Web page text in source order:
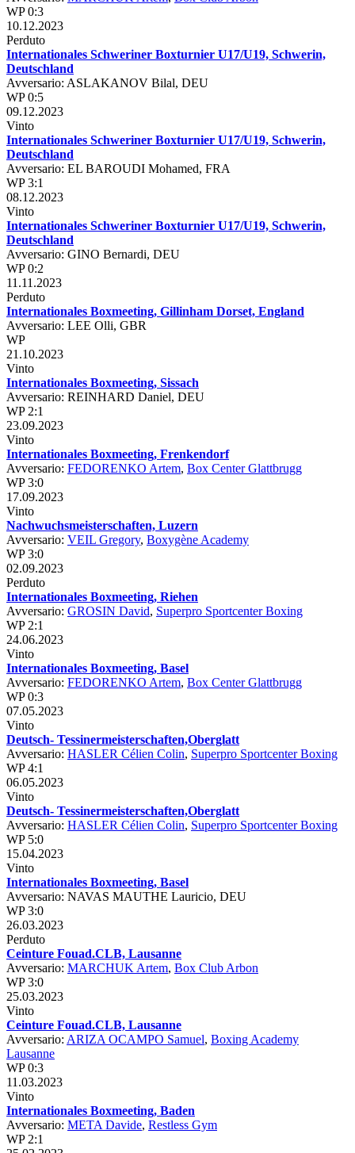
WP 0:3
10.12.2023
Perduto
Internationales Schweriner Boxturnier U17/U19, Schwerin,
Deutschland
Avversario: ASLAKANOV Bilal, DEU
WP 0:5
09.12.2023
Vinto
Internationales Schweriner Boxturnier U17/U19, Schwerin,
Deutschland
Avversario: EL BAROUDI Mohamed, FRA
WP 3:1
08.12.2023
Vinto
Internationales Schweriner Boxturnier U17/U19, Schwerin,
Deutschland
Avversario: GINO Bernardi, DEU
WP 0:2
11.11.2023
Perduto
Internationales Boxmeeting, Gillinham Dorset, England
Avversario: LEE Olli, GBR
WP
21.10.2023
Vinto
Internationales Boxmeeting, Sissach
Avversario: REINHARD Daniel, DEU
WP 2:1
23.09.2023
Vinto
Internationales Boxmeeting, Frenkendorf
Avversario: FEDORENKO Artem, Box Center Glattbrugg
WP 3:0
17.09.2023
Vinto
Nachwuchsmeisterschaften, Luzern
Avversario: VEIL Gregory, Boxygène Academy
WP 3:0
02.09.2023
Perduto
Internationales Boxmeeting, Riehen
Avversario: GROSIN David, Superpro Sportcenter Boxing
WP 2:1
24.06.2023
Vinto
Internationales Boxmeeting, Basel
Avversario: FEDORENKO Artem, Box Center Glattbrugg
WP 0:3
07.05.2023
Vinto
Deutsch- Tessinermeisterschaften,Oberglatt
Avversario: HASLER Célien Colin, Superpro Sportcenter Boxing
WP 4:1
06.05.2023
Vinto
Deutsch- Tessinermeisterschaften,Oberglatt
Avversario: HASLER Célien Colin, Superpro Sportcenter Boxing
WP 5:0
15.04.2023
Vinto
Internationales Boxmeeting, Basel
Avversario: NAVAS MAUTHE Lauricio, DEU
WP 3:0
26.03.2023
Perduto
Ceinture Fouad.CLB, Lausanne
Avversario: MARCHUK Artem, Box Club Arbon
WP 3:0
25.03.2023
Vinto
Ceinture Fouad.CLB, Lausanne
Avversario: ARIZA OCAMPO Samuel, Boxing Academy
Lausanne
WP 0:3
11.03.2023
Vinto
Internationales Boxmeeting, Baden
Avversario: META Davide, Restless Gym
WP 2:1